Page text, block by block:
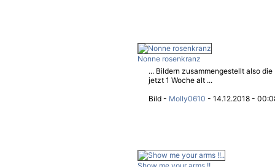
Nonne rosenkranz
... Bildern zusammengestellt also
jetzt 1 Woche alt ...
Bild - Molly0610 - 14.12.2018 -